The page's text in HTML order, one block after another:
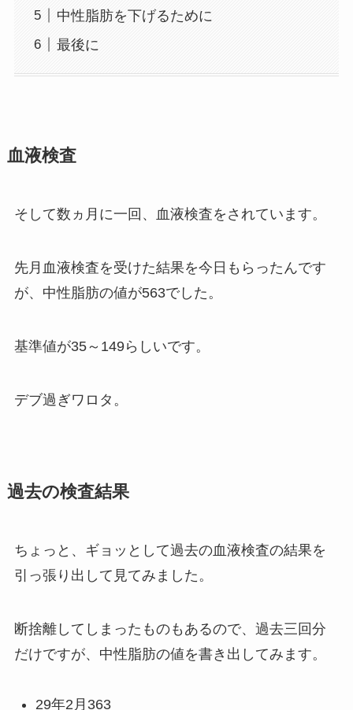
中性脂肪を下げるために
最後に
血液検査
そして数ヵ月に一回、血液検査をされています。
先月血液検査を受けた結果を今日もらったんです
が、中性脂肪の値が563でした。
基準値が35～149らしいです。
デブ過ぎワロタ。
過去の検査結果
ちょっと、ギョッとして過去の血液検査の結果を
引っ張り出して見てみました。
断捨離してしまったものもあるので、過去三回分
だけですが、中性脂肪の値を書き出してみます。
29年2月363